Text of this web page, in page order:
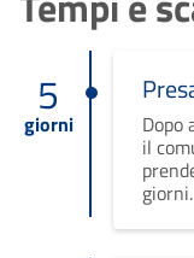
5
giorni Dopo
il
giorni.